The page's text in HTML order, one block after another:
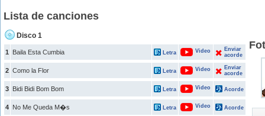
Lista de canciones
Disco 1
1 Baila Esta Cumbia Letra Video
Enviar
acorde
2 Como la Flor Letra Video
Enviar
acorde
3 Bidi Bidi Bom Bom Letra Video Acorde
4 No Me Queda M�s Letra Video Acorde